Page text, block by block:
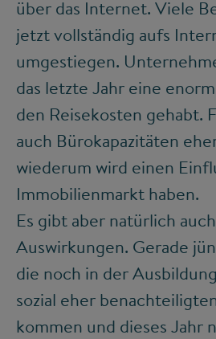
über das Internet. Viele
jetzt vollständig aufs
umgestiegen.
das letzte Jahr eine
den Reisekosten gehabt.
auch Bürokapazitäten
wiederum wird einen
Immobilienmarkt haben.
Es gibt aber natürlich
Auswirkungen. Gerade
die noch in der
sozial eher
kommen und dieses Jahr